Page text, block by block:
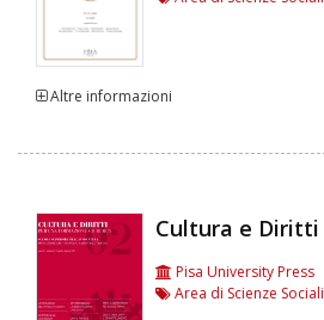
Altre informazioni
Cultura e Diritti
Pisa University Press
Area di Scienze Sociali